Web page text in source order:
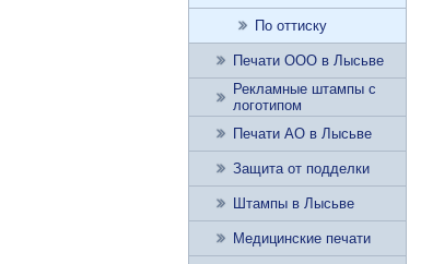
По оттиску
Печати ООО в Лысьве
Рекламные штампы с
логотипом
Печати АО в Лысьве
Защита от подделки
Штампы в Лысьве
Медицинские печати